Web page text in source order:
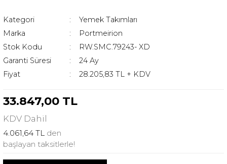
Kategori
Yemek Takımları
Marka
Portmeirion
Stok Kodu
RW.SMC.79243- XD
Garanti Süresi
24 Ay
Fiyat
28.205,83 TL + KDV
33.847,00 TL
KDV Dahil
4.061,64 TL den
başlayan taksitlerle!